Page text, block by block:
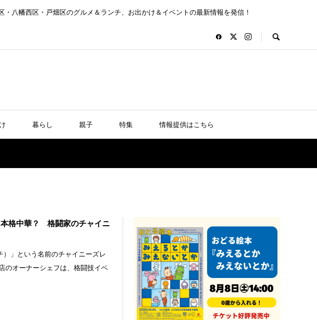
八幡西区・戸畑区のグルメ＆ランチ、お出かけ＆イベントの最新情報を発信！
暮らし 親子 特集 情報提供はこちら
格中華？ 格闘家のチャイニ
）」という名前のチャイニーズレ
のオーナーシェフは、格闘技イベ